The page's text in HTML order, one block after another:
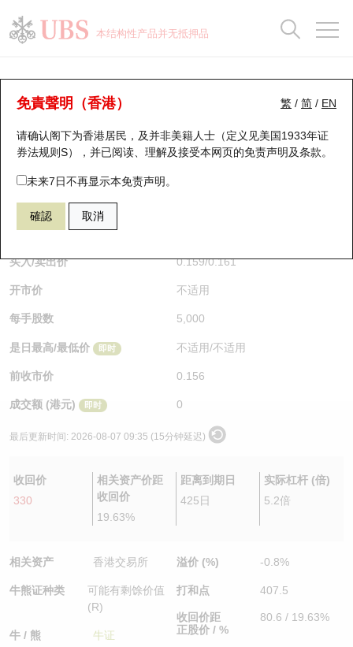
本结构性产品并无抵押品
繁 / 简 / EN
免責聲明（香港）
请确认阁下为香港居民，及并非美籍人士（定义见美国1933年证
券法规则S），并已阅读、理解及接受本网页的免责声明及条款。
未来7日不再显示本免责声明。
確認 取消
牛熊证分析仪
表现 街货统计 比较
68185 瑞银牛证 0388 香港交易所
$0.159 0.003
买入/卖出价 0.159/0.161
开市价 不适用
每手股数 5,000
是日最高/最低价 即时 不适用/不适用
前收市价 0.156
成交额 (港元) 即时 0
最后更新时间: 2026-08-07 09:35 (15分钟延迟)
收回价
330
相关资产价距
收回价
19.63%
距离到期日
425日
实际杠杆 (倍)
5.2倍
相关资产 香港交易所
牛熊证种类
可能有剩馀价值
(R)
牛 / 熊 牛证
溢价 (%) -0.8%
打和点 407.5
收回价距
正股价 / %
80.6 / 19.63%
瑞银认股证一览
新发行瑞银认股证
即将到期认股证
认股证到期结算价查找
认股证分析仪
认股证速算机
认股证/牛熊证日志
认股证文件及公告
街货统计
比较
牛熊全景快搜
牛熊证搜寻
牛熊证街货分布图
正股牛熊证列表
新发行瑞银牛熊证
已收回牛熊证剩余价值
牛熊证到期结算价查找
牛熊证分析仪
牛熊证文件及公告
街货统计
比较
十大升幅/跌幅
十大认股证成交分布
十天股证占大市成交
资金流
街货统计
三十大平均引伸波幅
正股分析仪
二十大活跃股份
恒指成份股
国指成份股
科指成份股
相关资产沽空
中资ETFs溢价比较
AH 股价对照
持股比重
显示所有持股比重
每月轮证大市专题
轮证专栏
讲座及教育短片
认股证投资者教育
牛熊证投资者教育
认股证牛熊证常问问题